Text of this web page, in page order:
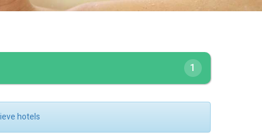
1
hotels